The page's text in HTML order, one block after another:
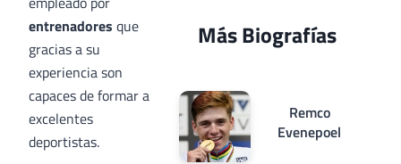
entrenadores que
gracias a su
experiencia son
capaces de formar a
excelentes
deportistas.
Más Biografías
Remco
Evenepoel